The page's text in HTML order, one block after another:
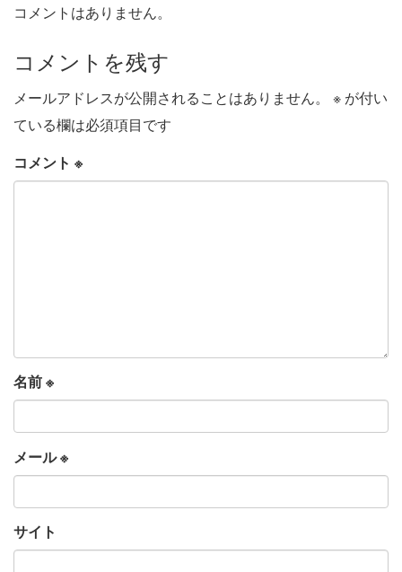
コメントはありません。
コメントを残す
メールアドレスが公開されることはありません。 ※ が付い
ている欄は必須項目です
コメント ※
名前※
メール※
サイト